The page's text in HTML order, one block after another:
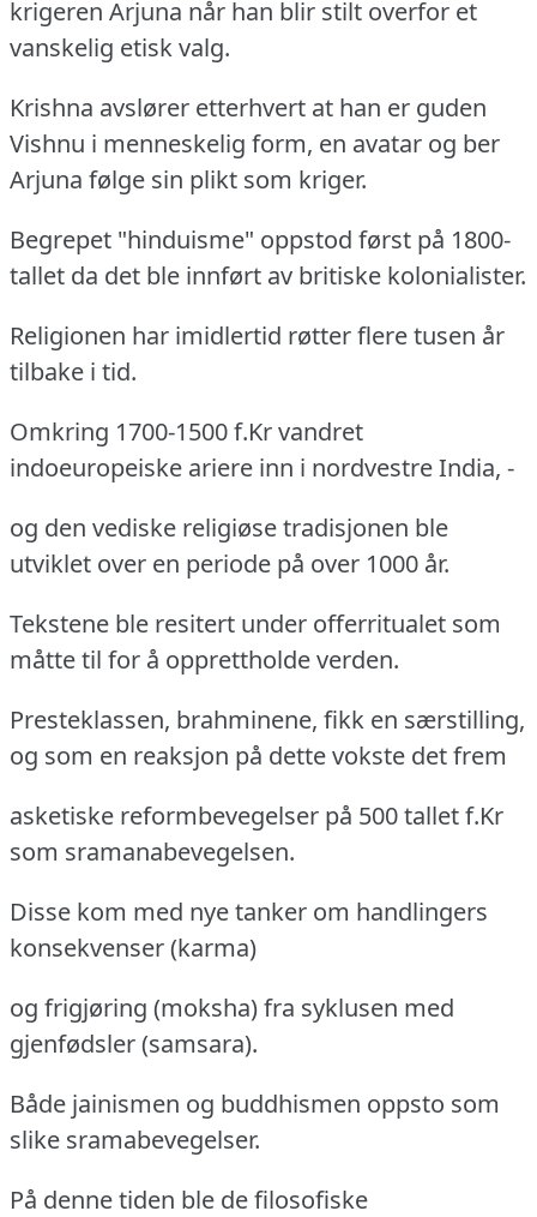
krigeren Arjuna når han blir stilt overfor et
vanskelig etisk valg.
Krishna avslører etterhvert at han er guden
Vishnu i menneskelig form, en avatar og ber
Arjuna følge sin plikt som kriger.
Begrepet "hinduisme" oppstod først på 1800-
tallet da det ble innført av britiske kolonialister.
Religionen har imidlertid røtter flere tusen år
tilbake i tid.
Omkring 1700-1500 f.Kr vandret
indoeuropeiske ariere inn i nordvestre India, -
og den vediske religiøse tradisjonen ble
utviklet over en periode på over 1000 år.
Tekstene ble resitert under offerritualet som
måtte til for å opprettholde verden.
Presteklassen, brahminene, fikk en særstilling,
og som en reaksjon på dette vokste det frem
asketiske reformbevegelser på 500 tallet f.Kr
som sramanabevegelsen.
Disse kom med nye tanker om handlingers
konsekvenser (karma)
og frigjøring (moksha) fra syklusen med
gjenfødsler (samsara).
Både jainismen og buddhismen oppsto som
slike sramabevegelser.
På denne tiden ble de filosofiske